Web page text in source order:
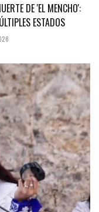
DE 'EL MENCHO':
ESTADOS